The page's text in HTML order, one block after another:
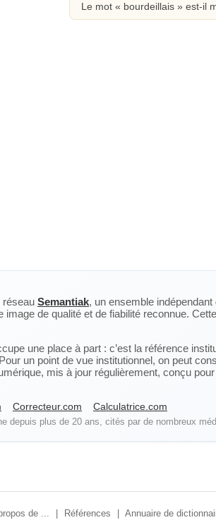
Le mot « bourdeillais » est-il
réseau Semantiak, un ensemble
de qualité et de fiabilité reconnue.
une place à part : c’est la référence
un point de vue institutionnel, on peut
mis à jour régulièrement, conçu
Correcteur.com Calculatrice.com
depuis plus de 20 ans, cités par de nombreux
de ... Références Annuaire de